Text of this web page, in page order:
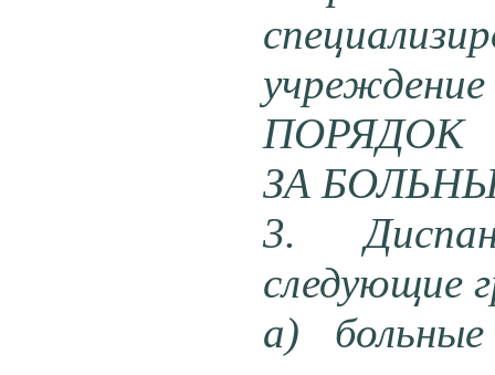
учреждение
ПОРЯДОК
ЗА
3.
следующие
а)